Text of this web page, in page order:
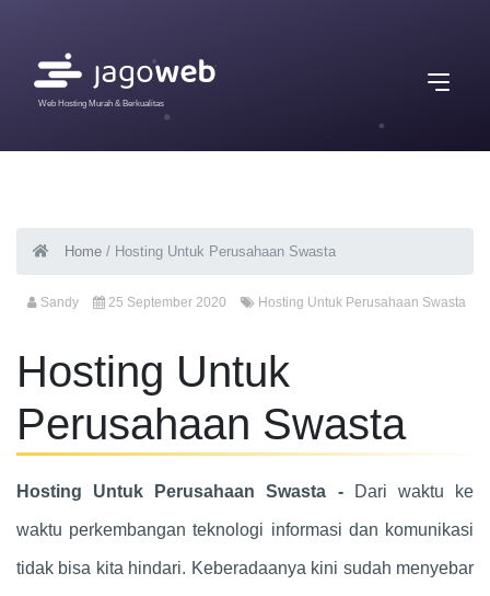
Web Hosting Murah & Berkualitas
Home / Hosting Untuk Perusahaan Swasta
Sandy 25 September 2020 Hosting Untuk Perusahaan Swasta
Hosting Untuk
Perusahaan Swasta
Hosting Untuk Perusahaan Swasta - Dari waktu ke
waktu perkembangan teknologi informasi dan komunikasi
tidak bisa kita hindari. Keberadaanya kini sudah menyebar